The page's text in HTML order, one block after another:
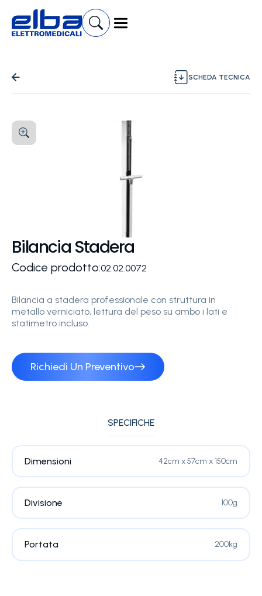
SCHEDA TECNICA
Bilancia Stadera
Codice prodotto:02.02.0072
Bilancia a stadera professionale con struttura in
metallo verniciato, lettura del peso su ambo i lati e
statimetro incluso.
Richiedi Un Preventivo
SPECIFICHE
Dimensioni 42cm x 57cm x 150cm
Divisione 100g
Portata 200kg